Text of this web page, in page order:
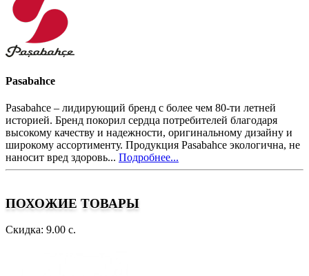
Pasabahce
Pasabahce – лидирующий бренд с более чем 80-ти летней
историей. Бренд покорил сердца потребителей благодаря
высокому качеству и надежности, оригинальному дизайну и
широкому ассортименту. Продукция Pasabahce экологична, не
наносит вред здоровь... Подробнее...
ПОХОЖИЕ ТОВАРЫ
Скидка: 9.00 с.